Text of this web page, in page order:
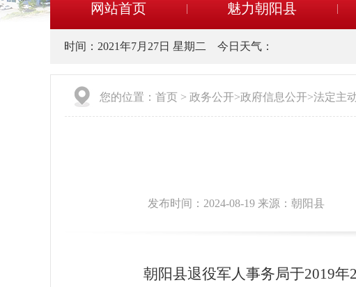
网站首页 魅力朝阳县
时间： 2021年7月27日 星期二 今日天气：
您的位置： 首页 > 政务公开>政府信息公开>法定主
发布时间：2024-08-19 来源：朝阳县
朝阳县退役军人事务局于2019年